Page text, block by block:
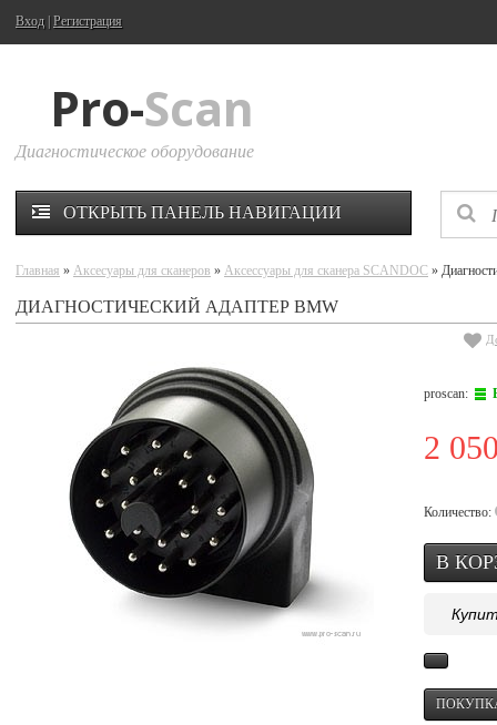
Вход Регистрация
Pro-Scan
Диагностическое оборудование
ОТКРЫТЬ ПАНЕЛЬ НАВИГАЦИИ
Главная » Аксесуары для сканеров » Аксессуары для сканера SCANDOC »
ДИАГНОСТИЧЕСКИЙ АДАПТЕР BMW
proscan:
2
Количество: